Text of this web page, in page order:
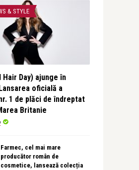
& STYLE
Hair Day) ajunge în
oficială a
1 de plăci de îndreptat
Britanie
Farmec, cel mai mare
producător român de
cosmetice, lansează colecția